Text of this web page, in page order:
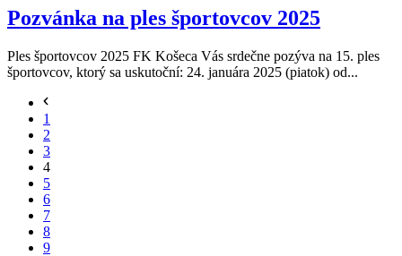
Pozvánka na ples športovcov 2025
Ples športovcov 2025 FK Košeca Vás srdečne pozýva na 15. ples
športovcov, ktorý sa uskutoční: 24. januára 2025 (piatok) od...
1
2
3
4
5
6
7
8
9